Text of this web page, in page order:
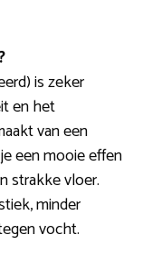
is zeker
en het
van een
een mooie effen
strakke vloer.
minder
vocht.